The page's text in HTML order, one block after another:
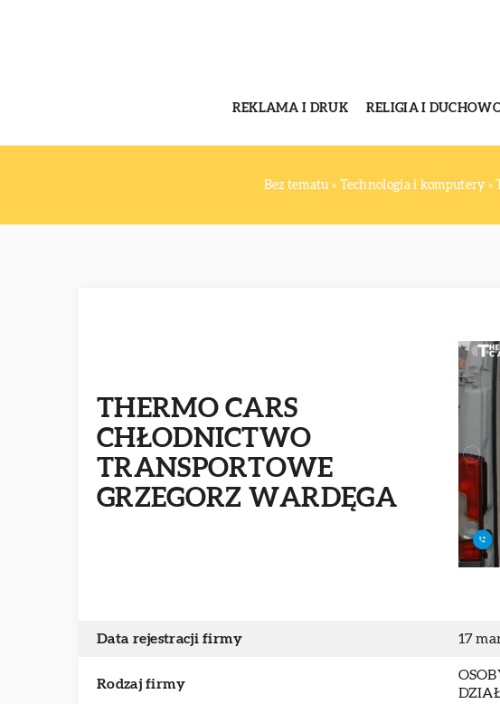
REKLAMA I DRUK RELIGIA I
Bez tematu » Technologia i komputery »
THERMO CARS
CHŁODNICTWO
TRANSPORTOWE
GRZEGORZ WARDĘGA
Data rejestracji firmy 17
Rodzaj firmy